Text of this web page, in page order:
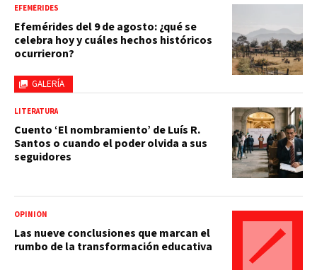
GALERÍA
EFEMÉRIDES
Efemérides del 9 de agosto: ¿qué se
celebra hoy y cuáles hechos históricos
ocurrieron?
LITERATURA
Cuento ‘El nombramiento’ de Luís R.
Santos o cuando el poder olvida a sus
seguidores
OPINIÓN
Las nueve conclusiones que marcan el
rumbo de la transformación educativa